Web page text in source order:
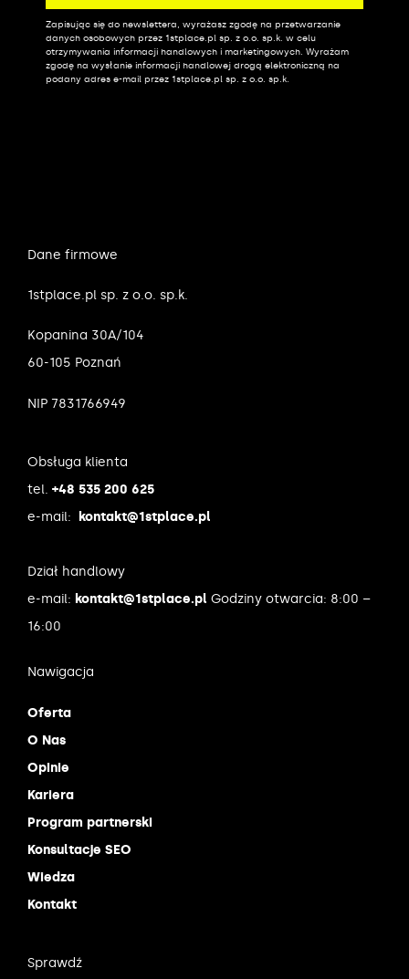
Alternative:
Zapisując się do newslettera, wyrażasz zgodę na przetwarzanie
danych osobowych przez 1stplace.pl sp. z o.o. sp.k. w celu
otrzymywania informacji handlowych i marketingowych. Wyrażam
zgodę na wysłanie informacji handlowej drogą elektroniczną na
podany adres e-mail przez 1stplace.pl sp. z o.o. sp.k.
Dane firmowe
1stplace.pl sp. z o.o. sp.k.
Kopanina 30A/104
60-105 Poznań
NIP 7831766949
Obsługa klienta
tel. +48 535 200 625
e-mail:
kontakt@1stplace.pl
Dział handlowy
e-mail: kontakt@1stplace.pl Godziny otwarcia: 8:00 –
16:00
Nawigacja
Oferta
O Nas
Opinie
Kariera
Program partnerski
Konsultacje SEO
Wiedza
Kontakt
Sprawdź